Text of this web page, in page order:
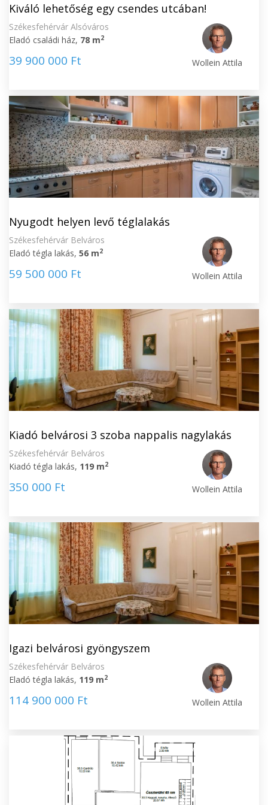
Kiváló lehetőség egy csendes utcában!
Székesfehérvár Alsóváros
Eladó családi ház, 78 m2
39 900 000 Ft Wollein Attila
Nyugodt helyen levő téglalakás
Székesfehérvár Belváros
Eladó tégla lakás, 56 m2
59 500 000 Ft Wollein Attila
Kiadó belvárosi 3 szoba nappalis nagylakás
Székesfehérvár Belváros
Kiadó tégla lakás, 119 m2
350 000 Ft Wollein Attila
Igazi belvárosi gyöngyszem
Székesfehérvár Belváros
Eladó tégla lakás, 119 m2
114 900 000 Ft Wollein Attila